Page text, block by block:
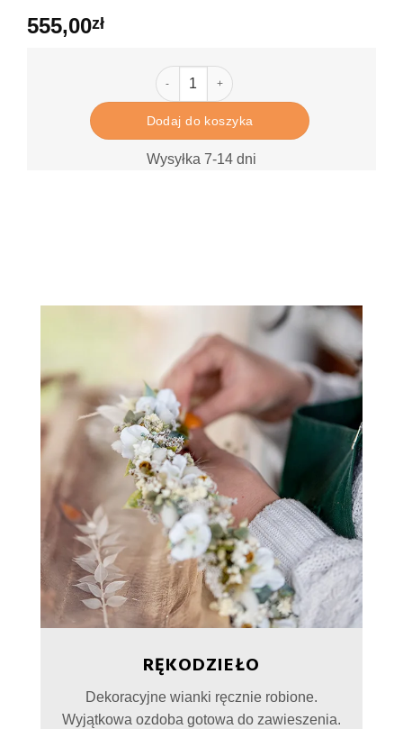
555,00zł
ilość Wiosenna Łąka (45 cm)
Dodaj do koszyka
Wysyłka 7-14 dni
RĘKODZIEŁO
Dekoracyjne wianki ręcznie robione.
Wyjątkowa ozdoba gotowa do zawieszenia.